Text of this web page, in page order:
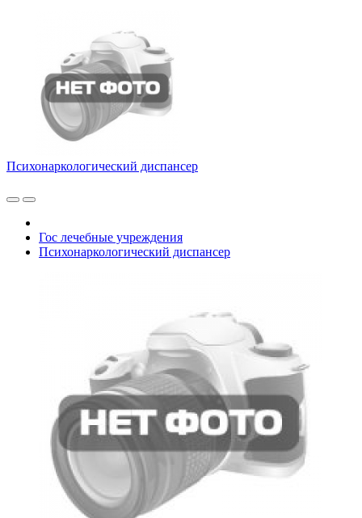
Психонаркологический диспансер
Гос лечебные учреждения
Психонаркологический диспансер